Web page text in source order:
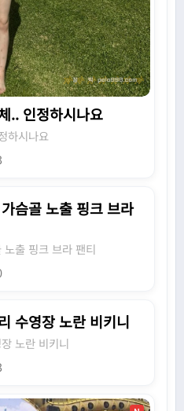
.. 인정하시나요
하시나요
슴골 노출 핑크 브라
출 핑크 브라 팬티
수영장 노란 비키니
노란 비키니